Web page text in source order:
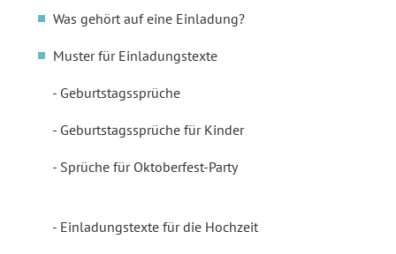
Was gehört auf eine Einladung?
Muster für Einladungstexte
Geburtstagssprüche
Geburtstagssprüche für Kinder
Sprüche für Oktoberfest-Party
Einladungstexte für die Hochzeit